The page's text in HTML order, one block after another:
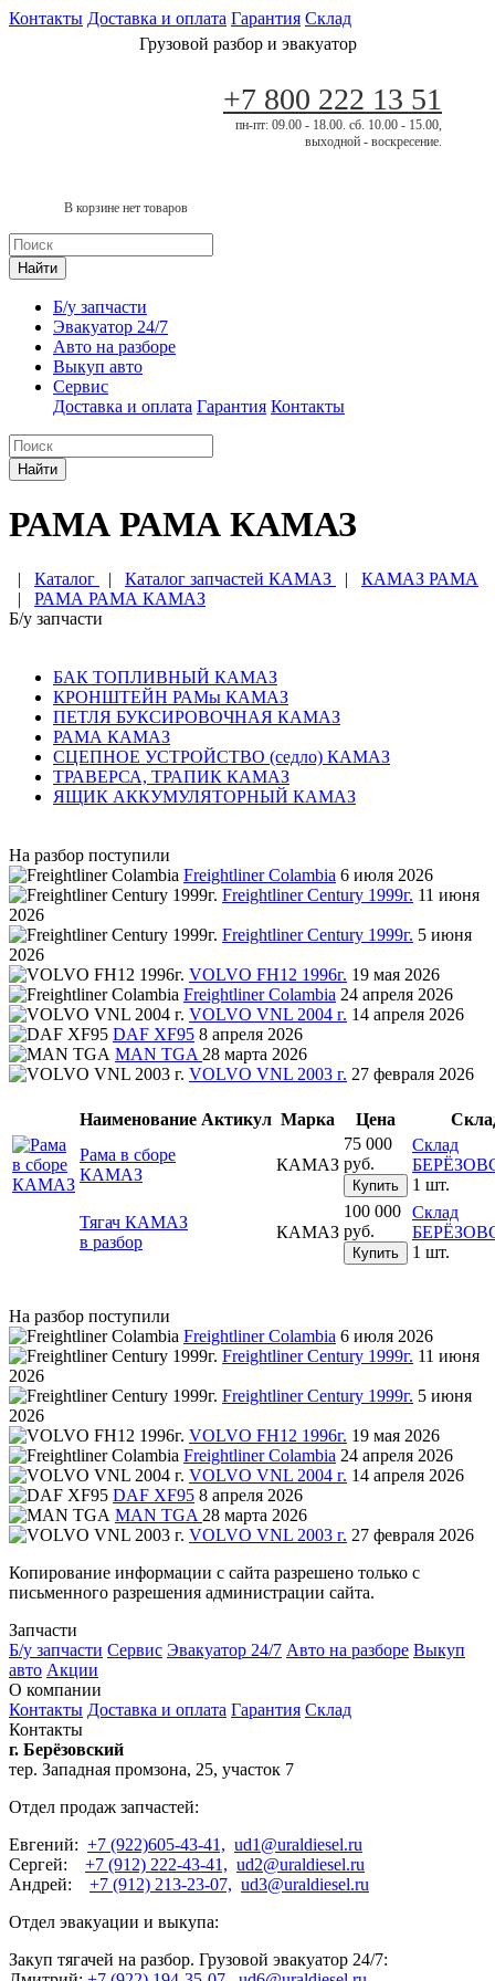
Контакты Доставка и оплата Гарантия Склад
Грузовой разбор и эвакуатор
+7 800 222 13 51
пн-пт: 09.00 - 18.00. сб. 10.00 - 15.00,
выходной - воскресение.
В корзине нет товаров
Найти
Б/у запчасти
Эвакуатор 24/7
Авто на разборе
Выкуп авто
Сервис
Доставка и оплата Гарантия Контакты
Найти
РАМА РАМА КАМАЗ
| Каталог | Каталог запчастей КАМАЗ | КАМАЗ РАМА
| РАМА РАМА КАМАЗ
Б/у запчасти
БАК ТОПЛИВНЫЙ КАМАЗ
КРОНШТЕЙН РАМы КАМАЗ
ПЕТЛЯ БУКСИРОВОЧНАЯ КАМАЗ
РАМА КАМАЗ
СЦЕПНОЕ УСТРОЙСТВО (седло) КАМАЗ
ТРАВЕРСА, ТРАПИК КАМАЗ
ЯЩИК АККУМУЛЯТОРНЫЙ КАМАЗ
На разбор поступили
Freightliner Colambia 6 июля 2026
Freightliner Century 1999г. 11 июня
2026
Freightliner Century 1999г. 5 июня
2026
VOLVO FH12 1996г. 19 мая 2026
Freightliner Colambia 24 апреля 2026
VOLVO VNL 2004 г. 14 апреля 2026
DAF XF95 8 апреля 2026
MAN TGA 28 марта 2026
VOLVO VNL 2003 г. 27 февраля 2026
Наименование Актикул Марка Цена
Рама в сборе
КАМАЗ
КАМАЗ
75 000
руб.
Купить
Склад
1 шт.
Тягач КАМАЗ
в разбор
КАМАЗ
100 000
руб.
Купить
Склад
1 шт.
На разбор поступили
Freightliner Colambia 6 июля 2026
Freightliner Century 1999г. 11 июня
2026
Freightliner Century 1999г. 5 июня
2026
VOLVO FH12 1996г. 19 мая 2026
Freightliner Colambia 24 апреля 2026
VOLVO VNL 2004 г. 14 апреля 2026
DAF XF95 8 апреля 2026
MAN TGA 28 марта 2026
VOLVO VNL 2003 г. 27 февраля 2026
Копирование информации с сайта разрешено только с
письменного разрешения администрации сайта.
Запчасти
Б/у запчасти Сервис Эвакуатор 24/7 Авто на разборе Выкуп
авто Акции
О компании
Контакты Доставка и оплата Гарантия Склад
Контакты
г. Берёзовский
тер. Западная промзона, 25, участок 7
Отдел продаж запчастей:
Евгений: +7 (922)605-43-41, ud1@uraldiesel.ru
Сергей: +7 (912) 222-43-41, ud2@uraldiesel.ru
Андрей: +7 (912) 213-23-07, ud3@uraldiesel.ru
Отдел эвакуации и выкупа:
Закуп тягачей на разбор. Грузовой эвакуатор 24/7: